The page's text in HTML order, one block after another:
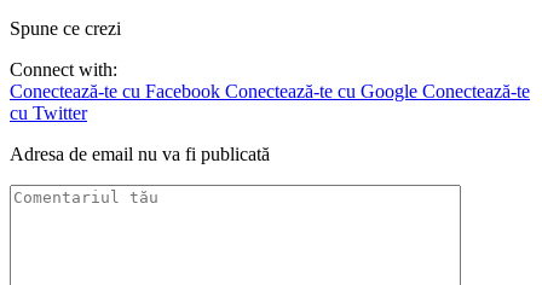
Spune ce crezi
Connect with:
Conectează-te cu Facebook Conectează-te cu Google Conectează-te
cu Twitter
Adresa de email nu va fi publicată